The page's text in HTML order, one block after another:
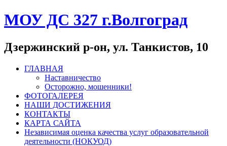
МОУ ДС 327 г.Волгоград
Дзержинский р-он, ул. Танкистов, 10
ГЛАВНАЯ
Наставничество
Осторожно, мошенники!
ФОТОГАЛЕРЕЯ
НАШИ ДОСТИЖЕНИЯ
КОНТАКТЫ
КАРТА САЙТА
Независимая оценка качества услуг образовательной
деятельности (НОКУОД)